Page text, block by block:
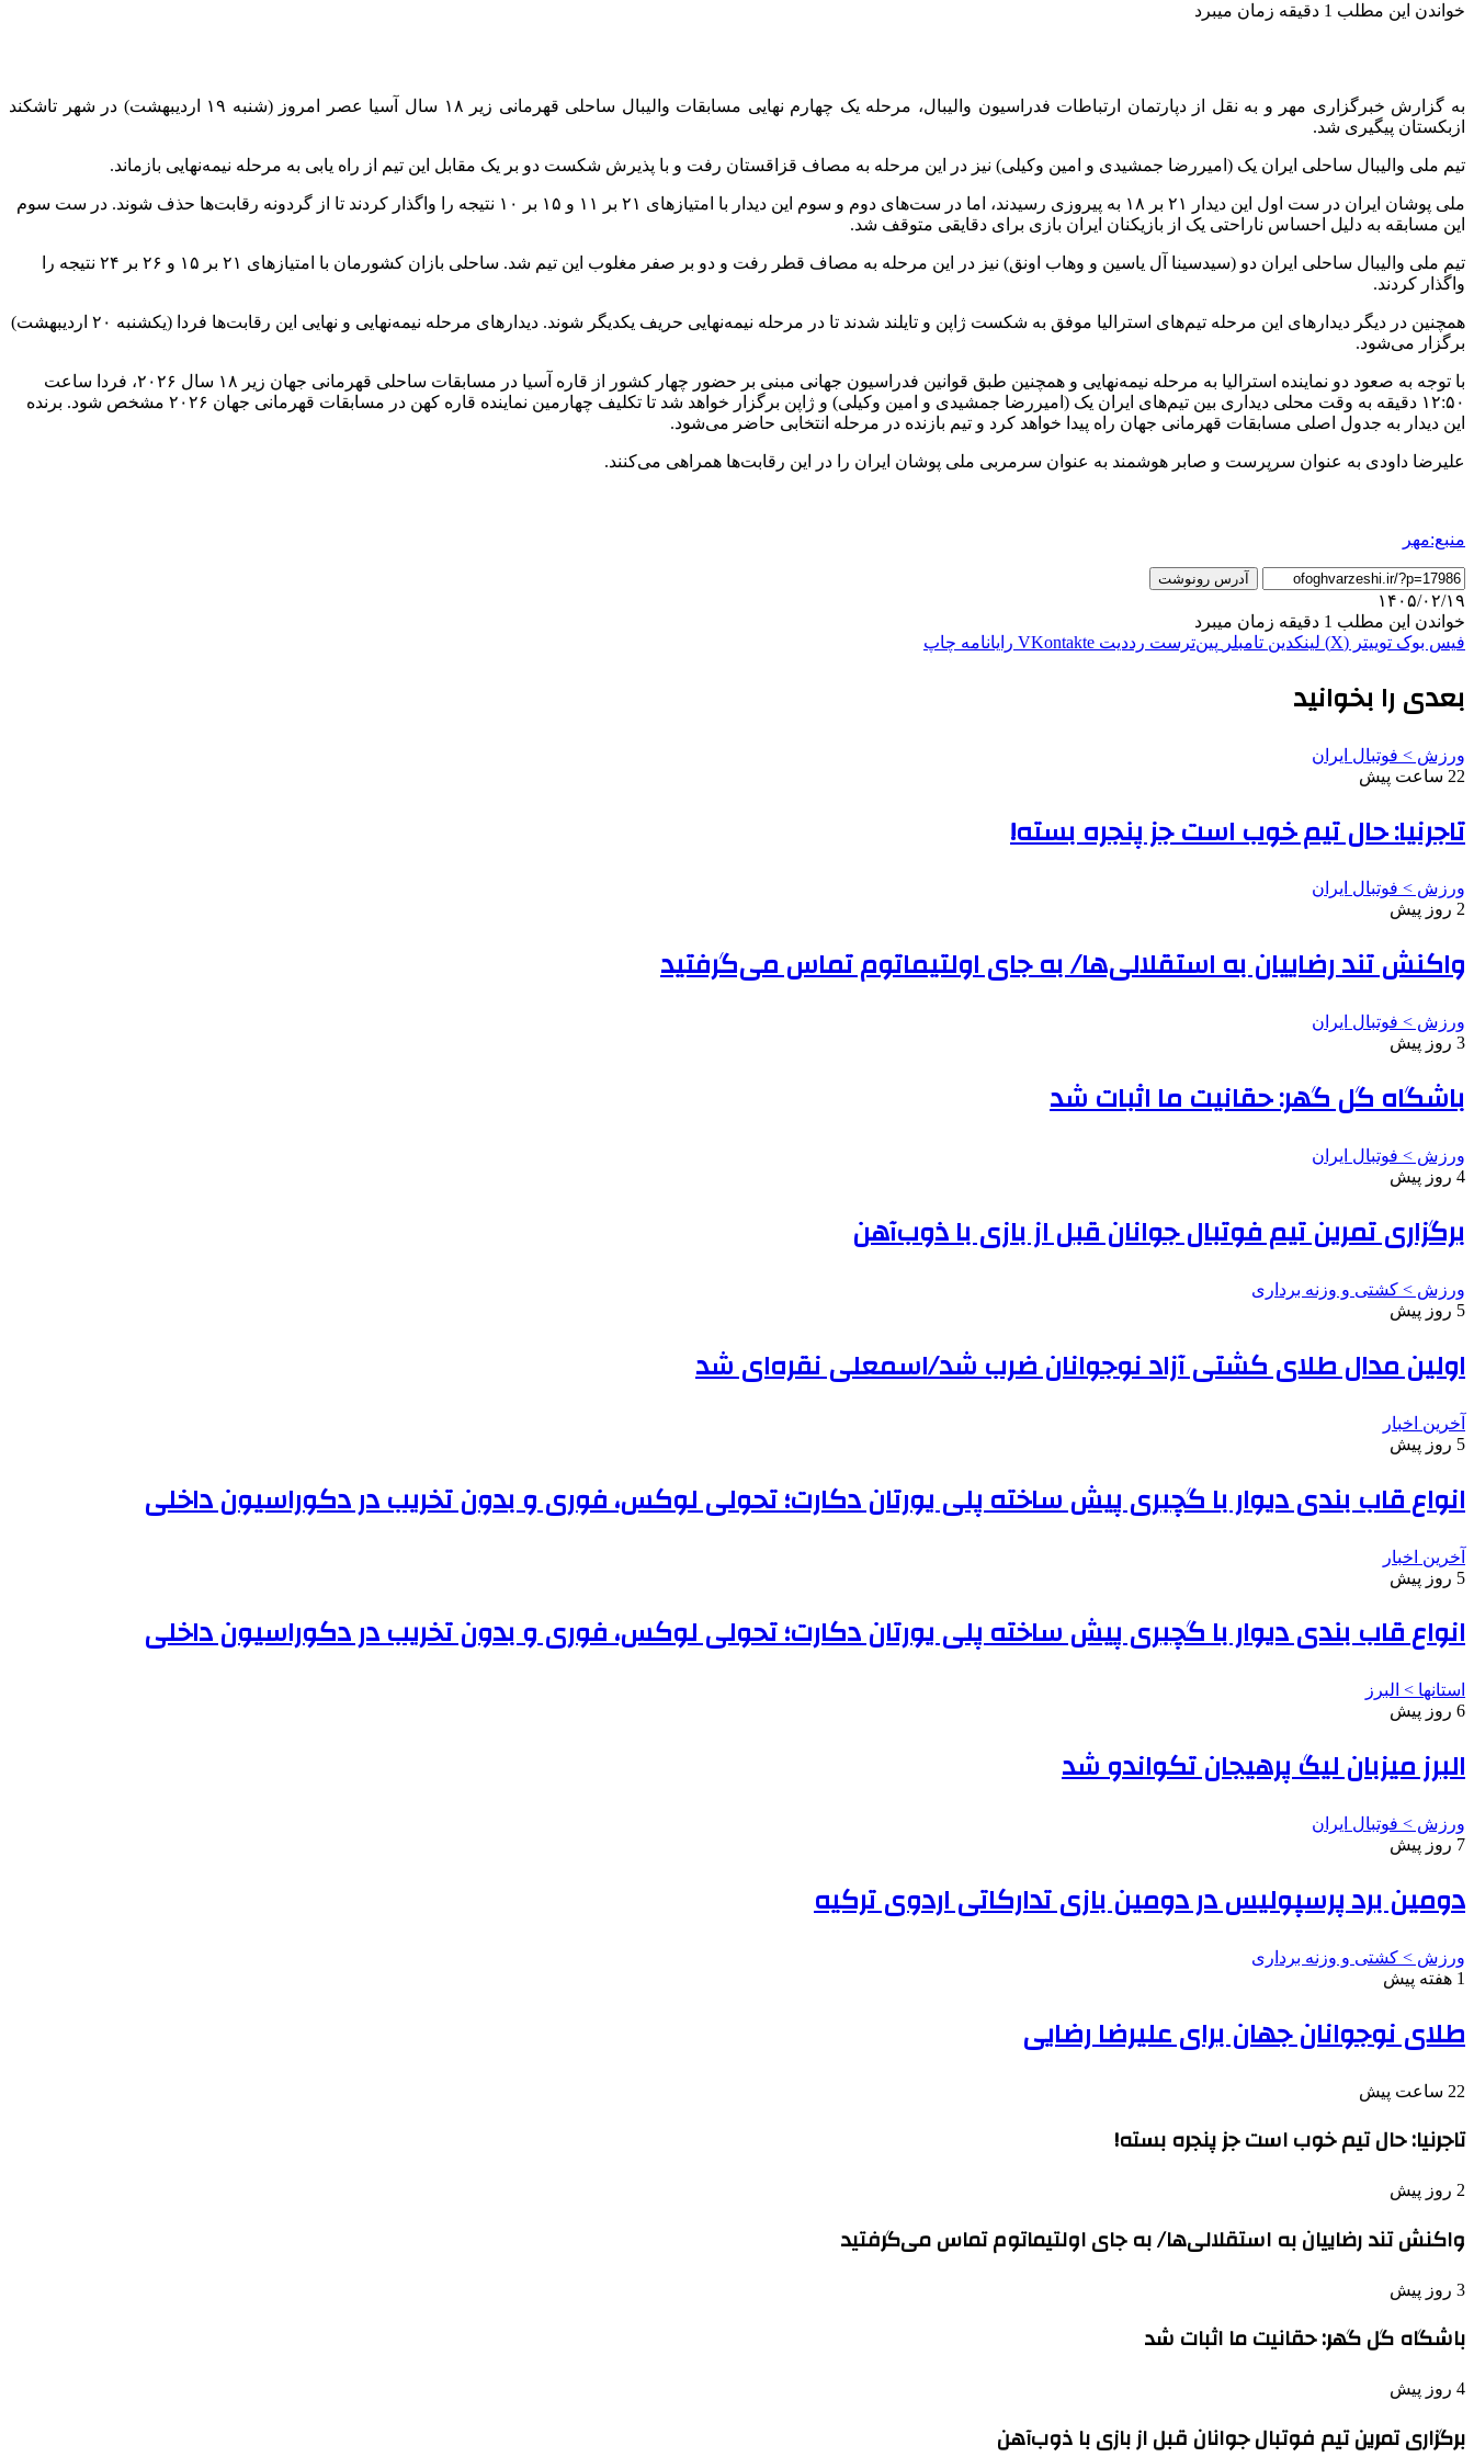
خواندن این مطلب 1 دقیقه زمان میبرد
به گزارش خبرگزاری مهر و به نقل از دپارتمان ارتباطات فدراسیون والیبال، مرحله یک چهارم نهایی مسابقات والیبال ساحلی قهرمانی زیر ۱۸ سال آسیا عصر امروز (شنبه ۱۹ اردیبهشت) در شهر تاشکند
ازبکستان پیگیری شد.
تیم ملی والیبال ساحلی ایران یک (امیررضا جمشیدی و امین وکیلی) نیز در این مرحله به مصاف قزاقستان رفت و با پذیرش شکست دو بر یک مقابل این تیم از راه یابی به مرحله نیمه‌نهایی بازماند.
ملی پوشان ایران در ست‌ اول این دیدار ۲۱ بر ۱۸ به پیروزی رسیدند، اما در ست‌های دوم و سوم این دیدار با امتیازهای ۲۱ بر ۱۱ و ۱۵ بر ۱۰ نتیجه را واگذار کردند تا از گردونه رقابت‌ها حذف شوند. در ست سوم
این مسابقه به دلیل احساس ناراحتی یک از بازیکنان ایران بازی برای دقایقی متوقف شد.
تیم ملی والیبال ساحلی ایران دو (سیدسینا آل یاسین و وهاب اونق) نیز در این مرحله به مصاف قطر رفت و دو بر صفر مغلوب این تیم شد. ساحلی بازان کشورمان با امتیازهای ۲۱ بر ۱۵ و ۲۶ بر ۲۴ نتیجه را
واگذار کردند.
همچنین در دیگر دیدارهای این مرحله تیم‌های استرالیا موفق به شکست ژاپن و تایلند شدند تا در مرحله نیمه‌نهایی حریف یکدیگر شوند. دیدارهای مرحله نیمه‌نهایی و نهایی این رقابت‌ها فردا (یکشنبه ۲۰ اردیبهشت)
برگزار می‌شود.
با توجه به صعود دو نماینده استرالیا به مرحله نیمه‌نهایی و همچنین طبق قوانین فدراسیون جهانی مبنی بر حضور چهار کشور از قاره آسیا در مسابقات ساحلی قهرمانی جهان زیر ۱۸ سال ۲۰۲۶، فردا ساعت
۱۲:۵۰ دقیقه به وقت محلی دیداری بین تیم‌های ایران یک (امیررضا جمشیدی و امین وکیلی) و ژاپن برگزار خواهد شد تا تکلیف چهارمین نماینده قاره کهن در مسابقات قهرمانی جهان ۲۰۲۶ مشخص شود. برنده
این دیدار به جدول اصلی مسابقات قهرمانی جهان راه پیدا خواهد کرد و تیم بازنده در مرحله انتخابی حاضر می‌شود.
علیرضا داودی به عنوان سرپرست و صابر هوشمند به عنوان سرمربی ملی پوشان ایران را در این رقابت‌ها همراهی می‌کنند.
منبع:مهر
آدرس رونوشت
۱۴۰۵/۰۲/۱۹
خواندن این مطلب 1 دقیقه زمان میبرد
فیس بوک توییتر (X) لینکدین ‫تامبلر ‫پین‌ترست ‫رددیت ‫VKontakte رایانامه چاپ
بعدی را بخوانید
ورزش > فوتبال ایران
22 ساعت پیش
تاجرنیا: حال تیم خوب است جز پنجره بسته!
ورزش > فوتبال ایران
2 روز پیش
واکنش تند رضاییان به استقلالی‌ها/ به جای اولتیماتوم تماس می‌گرفتید
ورزش > فوتبال ایران
3 روز پیش
باشگاه گل گهر: حقانیت ما اثبات شد
ورزش > فوتبال ایران
4 روز پیش
برگزاری تمرین تیم فوتبال جوانان قبل از بازی با ذوب‌آهن
ورزش > کشتی و وزنه برداری
5 روز پیش
اولین مدال طلای کشتی آزاد نوجوانان ضرب شد/اسمعلی نقره‌ای شد
آخرین اخبار
5 روز پیش
انواع قاب بندی دیوار با گچبری پیش ساخته پلی یورتان دکارت؛ تحولی لوکس، فوری و بدون تخریب در دکوراسیون داخلی
آخرین اخبار
5 روز پیش
انواع قاب بندی دیوار با گچبری پیش ساخته پلی یورتان دکارت؛ تحولی لوکس، فوری و بدون تخریب در دکوراسیون داخلی
استانها > البرز
6 روز پیش
البرز میزبان لیگ پرهیجان تکواندو شد
ورزش > فوتبال ایران
7 روز پیش
دومین برد پرسپولیس در دومین بازی تدارکاتی اردوی ترکیه
ورزش > کشتی و وزنه برداری
1 هفته پیش
طلای نوجوانان جهان برای علیرضا رضایی
22 ساعت پیش
تاجرنیا: حال تیم خوب است جز پنجره بسته!
2 روز پیش
واکنش تند رضاییان به استقلالی‌ها/ به جای اولتیماتوم تماس می‌گرفتید
3 روز پیش
باشگاه گل گهر: حقانیت ما اثبات شد
4 روز پیش
برگزاری تمرین تیم فوتبال جوانان قبل از بازی با ذوب‌آهن